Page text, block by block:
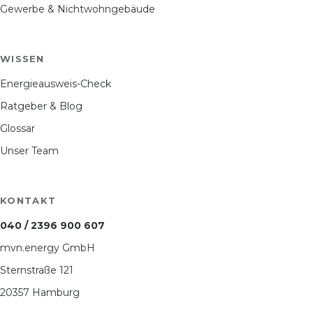
Gewerbe & Nichtwohngebäude
WISSEN
Energieausweis-Check
Ratgeber & Blog
Glossar
Unser Team
KONTAKT
040 / 2396 900 607
mvn.energy GmbH
Sternstraße 121
20357 Hamburg